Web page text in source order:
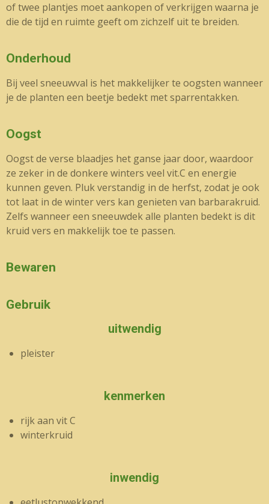
of twee plantjes moet aankopen of verkrijgen waarna je
die de tijd en ruimte geeft om zichzelf uit te breiden.
Onderhoud
Bij veel sneeuwval is het makkelijker te oogsten wanneer
je de planten een beetje bedekt met sparrentakken.
Oogst
Oogst de verse blaadjes het ganse jaar door, waardoor
ze zeker in de donkere winters veel vit.C en energie
kunnen geven. Pluk verstandig in de herfst, zodat je ook
tot laat in de winter vers kan genieten van barbarakruid.
Zelfs wanneer een sneeuwdek alle planten bedekt is dit
kruid vers en makkelijk toe te passen.
Bewaren
Gebruik
uitwendig
pleister
kenmerken
rijk aan vit C
winterkruid
inwendig